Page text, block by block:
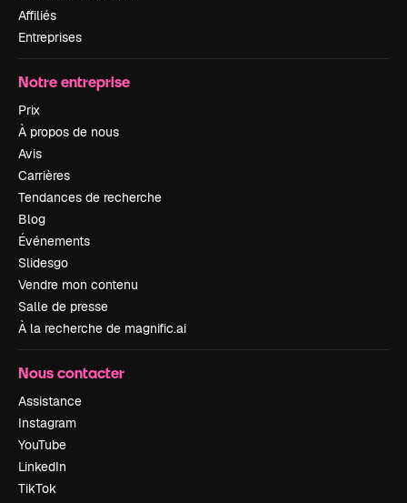
Affiliés
Entreprises
Notre entreprise
Prix
À propos de nous
Avis
Carrières
Tendances de recherche
Blog
Événements
Slidesgo
Vendre mon contenu
Salle de presse
À la recherche de magnific.ai
Nous contacter
Assistance
Instagram
YouTube
LinkedIn
TikTok